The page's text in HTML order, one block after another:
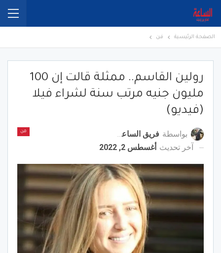
الصفحة الرئيسية فن
رولين القاسم.. ممثلة قالت إن 100
مليون جنيه مرتب سنة لشراء فيلا
(فيديو)
فن بواسطة فريق الساعة برس
آخر تحديث أغسطس 2, 2022